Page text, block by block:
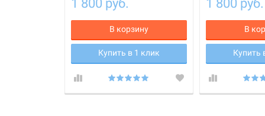
1 800 руб.
В корзину
Купить в 1 клик
1 800 руб.
В
Купить